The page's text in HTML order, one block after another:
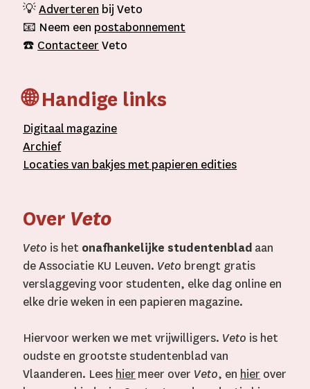
💡Adverteren bij Veto
📧 Neem een postabonnement
☎️ Contacteer Veto
🌐 Handige links
Digitaal magazine
Archief
Locaties van bakjes metpapieren edities
Over Veto
Veto is het onafhankelijke studentenblad aan
de Associatie KU Leuven. Veto brengt gratis
verslaggeving voor studenten, elke dag online en
elke drie weken in een papieren magazine.
Hiervoor werken we met vrijwilligers. Veto is het
oudste en grootste studentenblad van
Vlaanderen. Lees hier meer over Veto, en hier over